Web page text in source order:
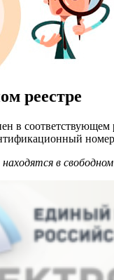
реестре
в
в